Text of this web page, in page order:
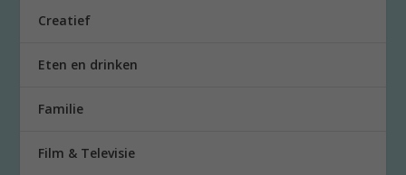
Creatief
Eten en drinken
Familie
Film & Televisie